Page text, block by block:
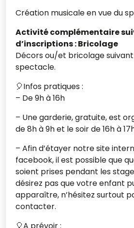
Création musicale en vue du
Activité complémentaire
d’inscriptions :Bricolage
Décors ou/et bricolage
spectacle.
🎈Infos pratiques :
– De 9h à 16h
– Une garderie, gratuite, est
de 8h à 9h et le soir de 16h à
– Afin d’étayer notre site
facebook, il est possible que
soient prises pendant les
désirez pas que votre enfant
apparaître, n’hésitez surtout
contacter.